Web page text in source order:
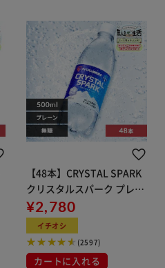
【48本】CRYSTAL SPARK
クリスタルスパーク プレー
ン 500ml
¥2,780
イチオシ
(2597)
カートに入れる